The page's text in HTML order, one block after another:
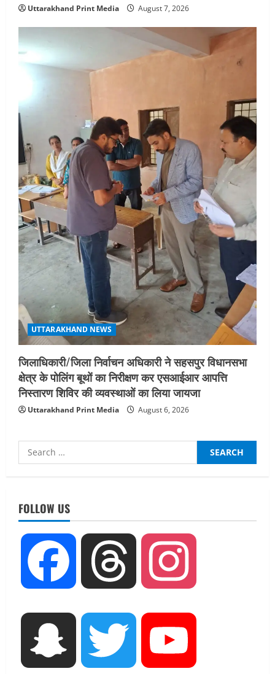
Uttarakhand Print Media August 7, 2026
UTTARAKHAND NEWS
जिलाधिकारी/जिला निर्वाचन अधिकारी ने सहसपुर विधानसभा
क्षेत्र के पोलिंग बूथों का निरीक्षण कर एसआईआर आपत्ति
निस्तारण शिविर की व्यवस्थाओं का लिया जायजा
Uttarakhand Print Media August 6, 2026
Search
for:
FOLLOW US
Facebook Threads
Snapchat Twitter
August 7, 2026
UTTARAKHAND NEWS
जिलाधिकारी/जिला निर्वाचन अधिकारी ने
सहसपुर विधानसभा क्षेत्र के पोलिंग बूथों का
August 6, 2026
UTTARAKHAND NEWS
तीलू रौतेली पुरस्कार के लिए 13 वीरांगनाओं का
चयन : रेखा आर्या